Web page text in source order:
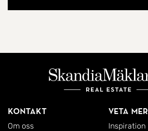
Kontakt
Om oss
Veta mer
Inspiration